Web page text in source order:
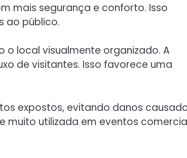
mais segurança e conforto. Isso
ao público.
o local visualmente organizado. A
de visitantes. Isso favorece uma
expostos, evitando danos
muito utilizada em eventos